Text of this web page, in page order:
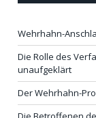
Wehrhahn-
Die Rolle des
unaufgeklärt
Der Wehrhahn-